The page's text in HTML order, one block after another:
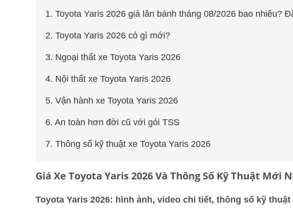
1. Toyota Yaris 2026 giá lăn bánh tháng 08/2026 bao nhiêu?
2. Toyota Yaris 2026 có gì mới?
3. Ngoại thất xe Toyota Yaris 2026
4. Nội thất xe Toyota Yaris 2026
5. Vận hành xe Toyota Yaris 2026
6. An toàn hơn đời cũ với gói TSS
7. Thông số kỹ thuật xe Toyota Yaris 2026
Giá Xe Toyota Yaris 2026 Và Thông Số Kỹ Thuật Mới
Toyota Yaris 2026: hình ảnh, video chi tiết, thông số kỹ